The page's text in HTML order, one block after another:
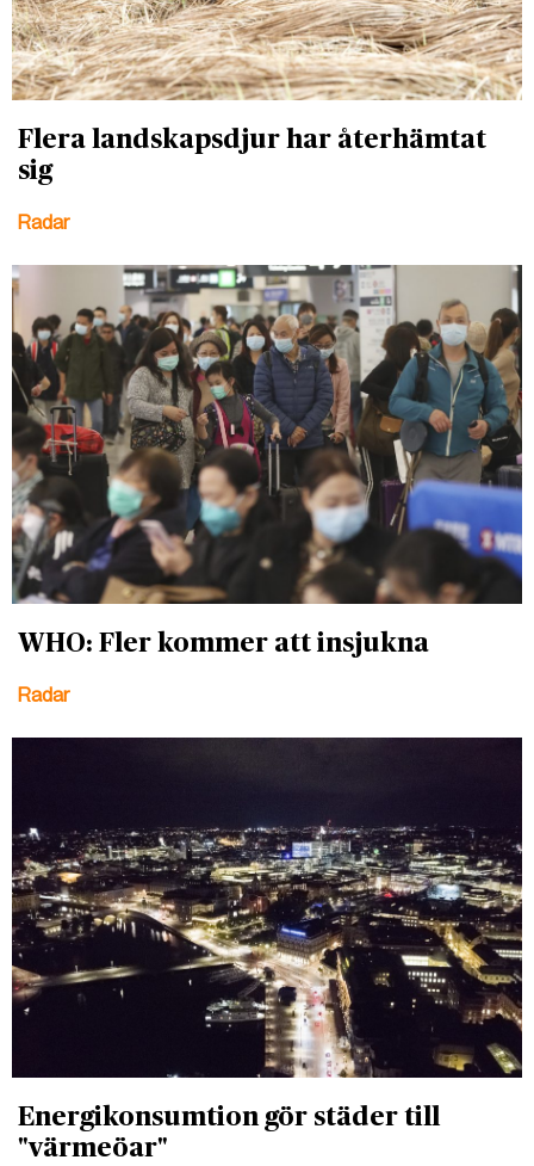
Flera landskapsdjur har återhämtat
sig
Radar
WHO: Fler kommer att insjukna
Radar
Energikonsumtion gör städer till
"värmeöar"